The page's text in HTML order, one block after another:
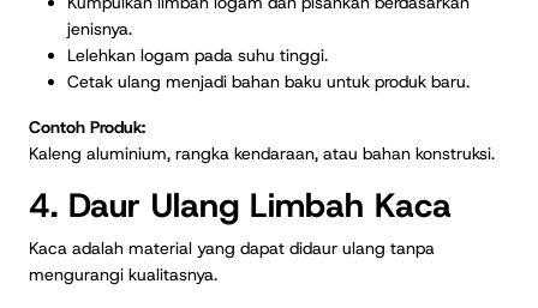
jenisnya.
Lelehkan logam pada suhu tinggi.
Cetak ulang menjadi bahan baku untuk produk baru.
Contoh Produk:
Kaleng aluminium, rangka kendaraan, atau bahan konstruksi.
4. Daur Ulang Limbah Kaca
Kaca adalah material yang dapat didaur ulang tanpa
mengurangi kualitasnya.